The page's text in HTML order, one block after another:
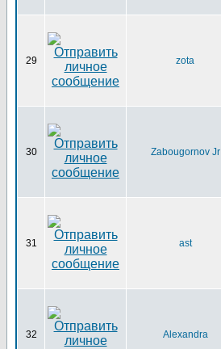
29 zota
30 Zabougornov Jr
31 ast
32 Alexandra